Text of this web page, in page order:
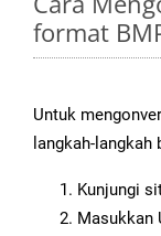
format
Untuk
langkah-langkah
Kunjungi
Masukkan